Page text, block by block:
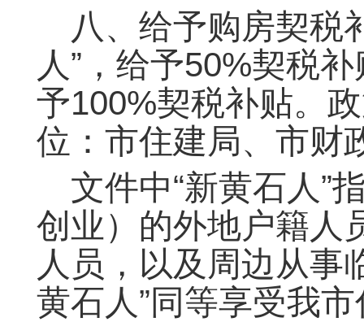
八、给予购房契税
人”，给予50%契税
予100%契税补贴。
位：市住建局、市财
文件中“新黄石人”
创业）的外地户籍人
人员，以及周边从事
黄石人”同等享受我